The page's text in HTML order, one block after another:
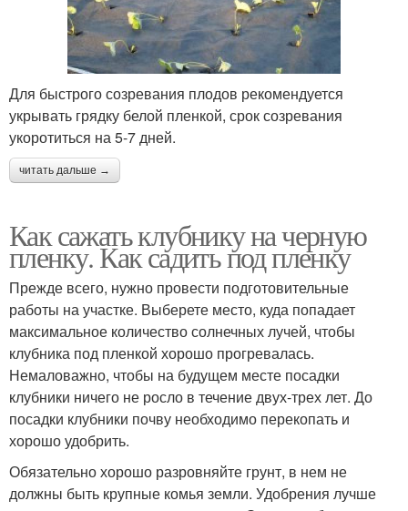
Для быстрого созревания плодов рекомендуется
укрывать грядку белой пленкой, срок созревания
укоротиться на 5-7 дней.
читать дальше →
Как сажать клубнику на черную
пленку. Как садить под пленку
Прежде всего, нужно провести подготовительные
работы на участке. Выберете место, куда попадает
максимальное количество солнечных лучей, чтобы
клубника под пленкой хорошо прогревалась.
Немаловажно, чтобы на будущем месте посадки
клубники ничего не росло в течение двух-трех лет. До
посадки клубники почву необходимо перекопать и
хорошо удобрить.
Обязательно хорошо разровняйте грунт, в нем не
должны быть крупные комья земли. Удобрения лучше